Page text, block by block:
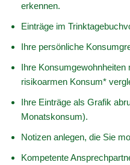
erkennen.
Einträge im
Ihre persönliche
Ihre
risikoarmen Konsum*
Ihre Einträge als Grafik
Monatskonsum).
Notizen anlegen, die Sie
Kompetente